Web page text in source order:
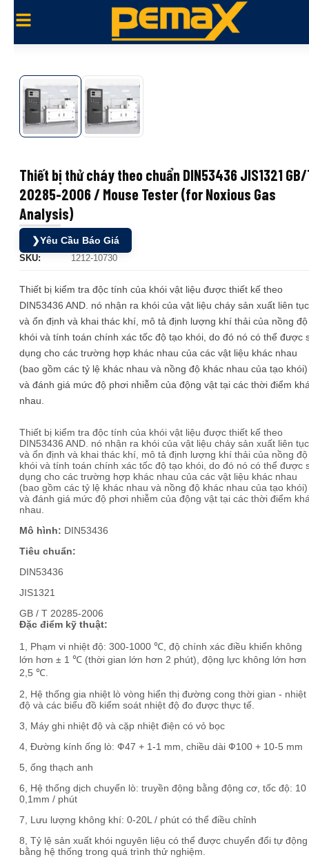
Thiết bị thử cháy theo chuẩn DIN53436 JIS1321
20285-2006 / Mouse Tester (for Noxious Gas
Analysis)
❯Yêu Cầu Báo Giá
SKU: 1212-10730
Thiết bị kiểm tra độc tính của khói vật liệu được thiết kế theo
DIN53436 AND. nó nhận ra khói của vật liệu cháy sản xuất liên tục
và ổn định và khai thác khí, mô tả định lượng khí thải của nồng độ
khói và tính toán chính xác tốc độ tạo khói, do đó nó có thể được
dụng cho các trường hợp khác nhau của các vật liệu khác nhau
(bao gồm các tỷ lệ khác nhau và nồng độ khác nhau của tạo khói)
và đánh giá mức độ phơi nhiễm của động vật tại các thời điểm
nhau.
Thiết bị kiểm tra độc tính của khói vật liệu được thiết kế theo
DIN53436 AND. nó nhận ra khói của vật liệu cháy sản xuất liên tục
và ổn định và khai thác khí, mô tả định lượng khí thải của nồng độ
khói và tính toán chính xác tốc độ tạo khói, do đó nó có thể được
dụng cho các trường hợp khác nhau của các vật liệu khác nhau
(bao gồm các tỷ lệ khác nhau và nồng độ khác nhau của tạo khói)
và đánh giá mức độ phơi nhiễm của động vật tại các thời điểm
nhau.
Mô hình: DIN53436
Tiêu chuẩn:
DIN53436
JIS1321
GB / T 20285-2006
Đặc điểm kỹ thuật:
1, Phạm vi nhiệt độ: 300-1000 ℃, độ chính xác điều khiển không
lớn hơn ± 1 ℃ (thời gian lớn hơn 2 phút), động lực không lớn hơn
2,5 ℃.
2, Hệ thống gia nhiệt lò vòng hiển thị đường cong thời gian - nhiệt
độ và các biểu đồ kiểm soát nhiệt độ đo được thực tế.
3, Máy ghi nhiệt độ và cặp nhiệt điện có vỏ bọc
4, Đường kính ống lò: Ф47 + 1-1 mm, chiều dài Ф100 + 10-5 mm
5, ống thạch anh
6, Hệ thống dịch chuyển lò: truyền động bằng động cơ, tốc độ: 10
0,1mm / phút
7, Lưu lượng không khí: 0-20L / phút có thể điều chỉnh
8, Tỷ lệ sản xuất khói nguyên liệu có thể được chuyển đổi tự động
bằng hệ thống trong quá trình thử nghiệm.